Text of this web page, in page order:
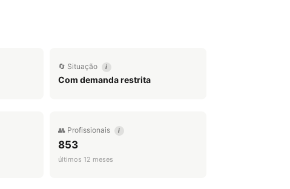
🔄 Situação i
Com demanda restrita
👥 Profissionais i
853
últimos 12 meses